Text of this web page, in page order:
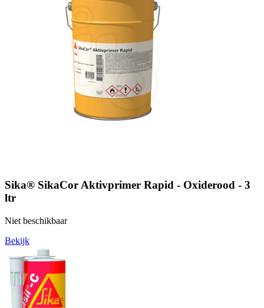
Sika® SikaCor Aktivprimer Rapid - Oxiderood - 3
ltr
Niet beschikbaar
Bekijk